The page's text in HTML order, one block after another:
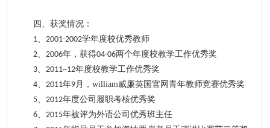
四、获奖情况：
1、2001-2002学年度校优秀教师
2、2006年，获得04-06两个年度校教学工作优秀奖
3、2011~12年度校教学工作优秀奖
4、2011年9月，william威廉英国官网青年教师竞赛优秀奖
5、2012年度公司履职考核优秀奖
6、2015年被评为外语公司优秀班主任